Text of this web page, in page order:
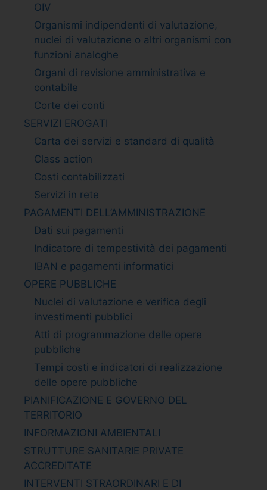
OIV
Organismi indipendenti di valutazione,
nuclei di valutazione o altri organismi con
funzioni analoghe
Organi di revisione amministrativa e
contabile
Corte dei conti
SERVIZI EROGATI
Carta dei servizi e standard di qualità
Class action
Costi contabilizzati
Servizi in rete
PAGAMENTI DELL’AMMINISTRAZIONE
Dati sui pagamenti
Indicatore di tempestività dei pagamenti
IBAN e pagamenti informatici
OPERE PUBBLICHE
Nuclei di valutazione e verifica degli
investimenti pubblici
Atti di programmazione delle opere
pubbliche
Tempi costi e indicatori di realizzazione
delle opere pubbliche
PIANIFICAZIONE E GOVERNO DEL
TERRITORIO
INFORMAZIONI AMBIENTALI
STRUTTURE SANITARIE PRIVATE
ACCREDITATE
INTERVENTI STRAORDINARI E DI